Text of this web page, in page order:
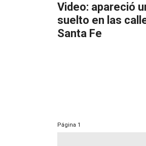
Video: apareció
suelto en las
Santa Fe
Página 1